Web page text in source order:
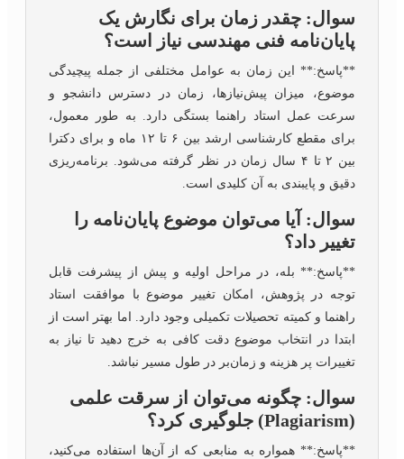
سوال: چقدر زمان برای نگارش یک
پایان‌نامه فنی مهندسی نیاز است؟
**پاسخ:** این زمان به عوامل مختلفی از جمله پیچیدگی
موضوع، میزان پیش‌نیازها، زمان در دسترس دانشجو و
سرعت عمل استاد راهنما بستگی دارد. به طور معمول،
برای مقطع کارشناسی ارشد بین ۶ تا ۱۲ ماه و برای دکترا
بین ۲ تا ۴ سال زمان در نظر گرفته می‌شود. برنامه‌ریزی
دقیق و پایبندی به آن کلیدی است.
سوال: آیا می‌توان موضوع پایان‌نامه را
تغییر داد؟
**پاسخ:** بله، در مراحل اولیه و پیش از پیشرفت قابل
توجه در پژوهش، امکان تغییر موضوع با موافقت استاد
راهنما و کمیته تحصیلات تکمیلی وجود دارد. اما بهتر است از
ابتدا در انتخاب موضوع دقت کافی به خرج دهید تا نیاز به
تغییرات پر هزینه و زمان‌بر در طول مسیر نباشد.
سوال: چگونه می‌توان از سرقت علمی
**پاسخ:** همواره به منابعی که از آن‌ها استفاده می‌کنید،